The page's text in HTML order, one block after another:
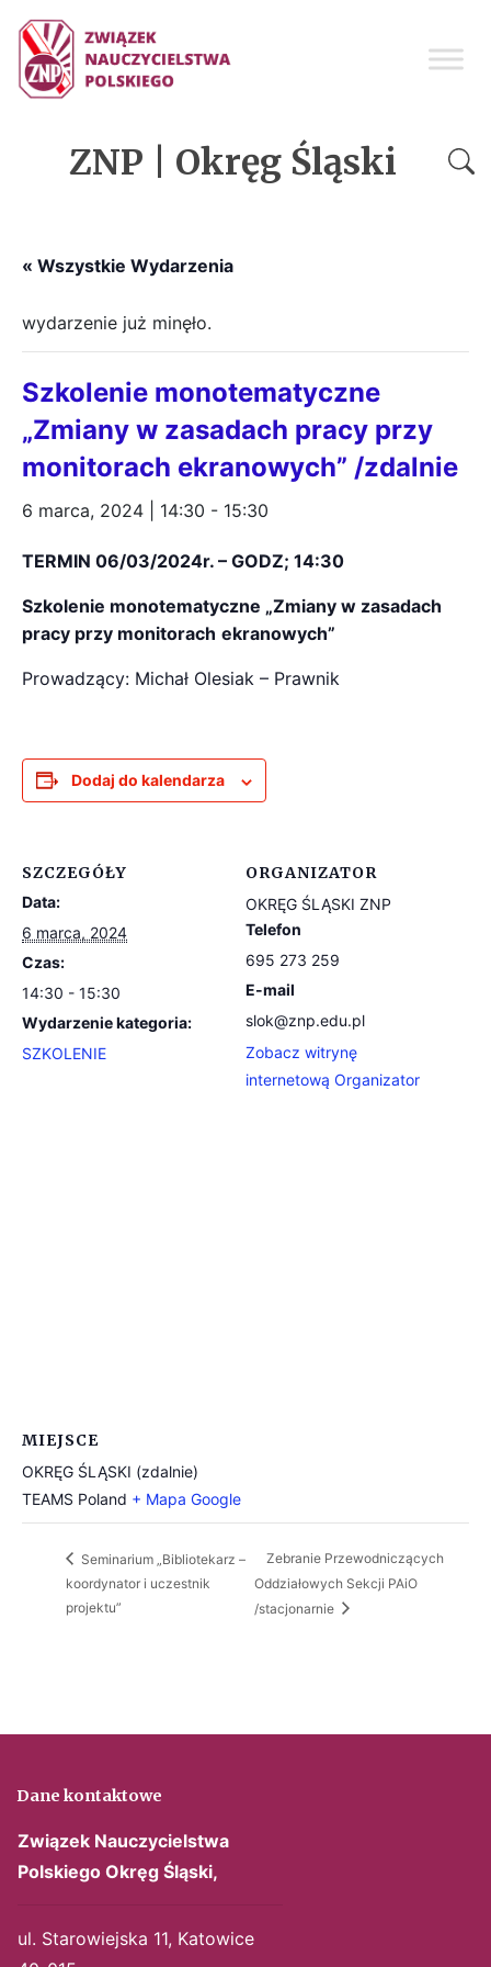
ZNP | Okręg Śląski
« Wszystkie Wydarzenia
wydarzenie już minęło.
Szkolenie monotematyczne
„Zmiany w zasadach pracy przy
monitorach ekranowych” /zdalnie
6 marca, 2024 | 14:30 - 15:30
TERMIN 06/03/2024r. – GODZ; 14:30
Szkolenie monotematyczne „Zmiany w zasadach
pracy przy monitorach ekranowych”
Prowadzący: Michał Olesiak – Prawnik
Dodaj do kalendarza
SZCZEGÓŁY
Data:
6 marca, 2024
Czas:
14:30 - 15:30
Wydarzenie kategoria:
SZKOLENIE
ORGANIZATOR
OKRĘG ŚLĄSKI ZNP
Telefon
695 273 259
E-mail
slok@znp.edu.pl
Zobacz witrynę
internetową Organizator
MIEJSCE
OKRĘG ŚLĄSKI (zdalnie)
TEAMS Poland + Mapa Google
Seminarium „Bibliotekarz –
koordynator i uczestnik
projektu”
Zebranie Przewodniczących
Oddziałowych Sekcji PAiO
/stacjonarnie
Dane kontaktowe
Związek Nauczycielstwa
Polskiego Okręg Śląski,
ul. Starowiejska 11, Katowice